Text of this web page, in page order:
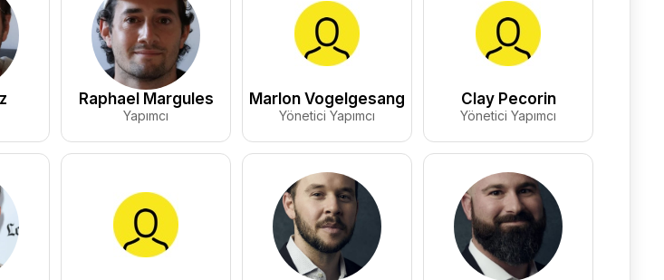
Raphael Margules
Yapımcı
Marlon Vogelgesang
Yönetici Yapımcı
Clay Pecorin
Yönetici Yapımcı